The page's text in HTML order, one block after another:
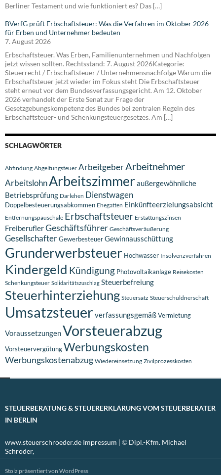
Berliner Testament und wie funktioniert es? Das […]
BVerfG prüft Erbschaftsteuer: Was die Verfahren im Oktober 2026
für Erben und Unternehmer bedeuten
7. August 2026
Erbschaftsteuer. Was Erben, Familienunternehmen und Nachfolgen
jetzt wissen sollten. Rechtsstand: 7. August 2026Kategorie:
Steuerrecht / Erbschaftsteuer / Unternehmensnachfolge Warum die
Erbschaftsteuer jetzt wieder im Fokus steht Die Erbschaftsteuer
steht erneut vor dem Bundesverfassungsgericht. Am 12. Oktober
2026 verhandelt der Erste Senat zur Frage der
Gesetzgebungskompetenz des Bundes bei zentralen Regeln des
Erbschaftsteuer- und Schenkungsteuergesetzes. Am […]
SCHLAGWÖRTER
Abfindung Abgeltungsteuer ArbeitgeberArbeitnehmer
ArbeitslohnArbeitszimmeraußergewöhnliche
Betriebsprüfung Darlehen Dienstwagen
Doppelbesteuerungsabkommen Ehegatten Einkünfteerzielungsabsicht
Entfernungspauschale Erbschaftsteuer Erstattungszinsen
FreiberuflerGeschäftsführer Geschäftsveräußerung
GesellschafterGewerbesteuerGewinnausschüttung
Grunderwerbsteuer Hochwasser Insolvenzverfahren
Kindergeld Kündigung Photovoltaikanlage Reisekosten
Schenkungsteuer Solidaritätszuschlag Steuerbefreiung
Steuerhinterziehung Steuersatz Steuerschuldnerschaft
Umsatzsteuer verfassungsgemäßVermietung
VoraussetzungenVorsteuerabzug
VorsteuervergütungWerbungskosten
Werbungskostenabzug Wiedereinsetzung Zivilprozesskosten
STEUERBERATUNG & STEUERERKLÄRUNG VOM STEUERBERATER
IN BERLIN
www.steuerschroeder.de Impressum | © Dipl.-Kfm. Michael
Schröder,
Stolz präsentiert von WordPress